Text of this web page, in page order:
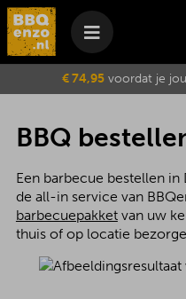
Je Wijzig
€ 74,95voordat je
BBQ
Een barbecue bestellen
de all-in service van
barbecuepakketvan uw
thuis of op locatie